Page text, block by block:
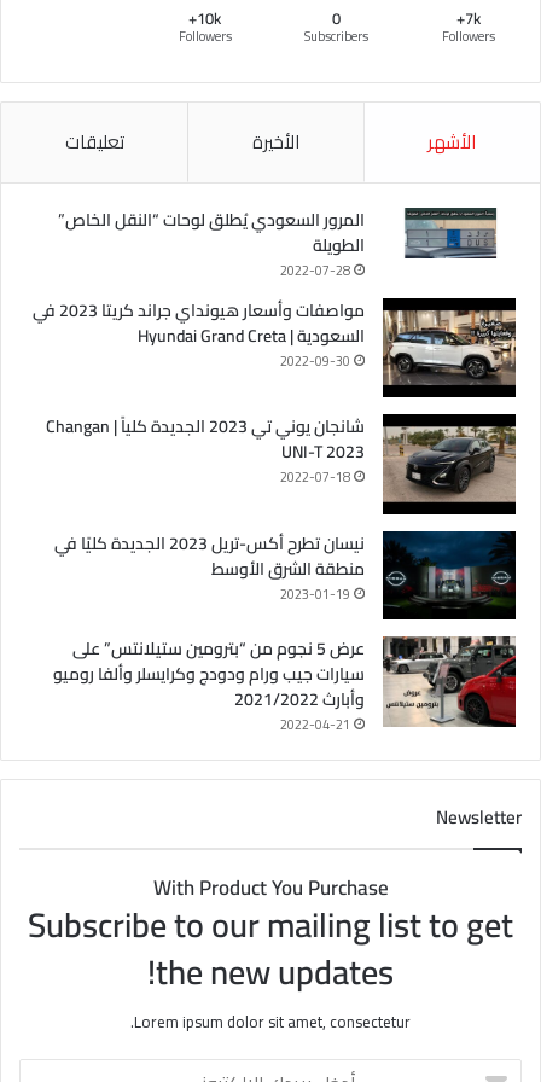
7k+
Followers
0
Subscribers
10k+
Followers
الأشهر الأخيرة تعليقات
المرور السعودي يُطلق لوحات “النقل الخاص”
الطويلة
2022-07-28
مواصفات وأسعار هيونداي جراند كريتا 2023 في
السعودية | Hyundai Grand Creta
2022-09-30
شانجان يوني تي 2023 الجديدة كلياً | Changan
UNI-T 2023
2022-07-18
نيسان تطرح أكس-تريل 2023 الجديدة كليًا في
منطقة الشرق الأوسط
2023-01-19
عرض 5 نجوم من “بترومين ستيلانتس” على
سيارات جيب ورام ودودج وكرايسلر وألفا روميو
وأبارث 2021/2022
2022-04-21
Newsletter
With Product You Purchase
Subscribe to our mailing list to get
the new updates!
Lorem ipsum dolor sit amet, consectetur.